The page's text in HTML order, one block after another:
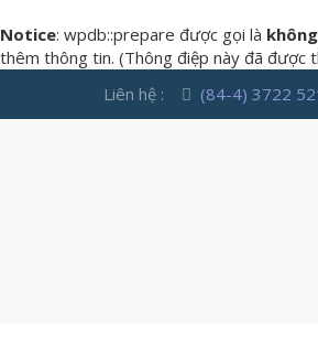
Notice: wpdb::prepare được gọi là
thêm thông tin. (Thông điệp này đã được
Liên hệ :
(84-4) 3722